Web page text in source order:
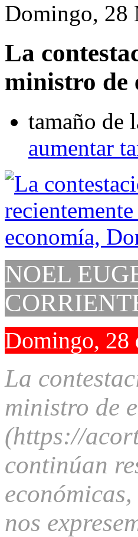
Domingo, 28
La
ministro de
tamaño de
aumentar
NOEL
Domingo, 28
La
ministro de
(https://
continúan
nos